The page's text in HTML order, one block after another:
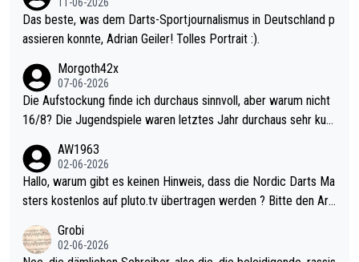
Das beste, was dem Darts-Sportjournalismus in Deutschland p
assieren konnte, Adrian Geiler! Tolles Portrait :).
Morgoth42x
07-06-2026
Die Aufstockung finde ich durchaus sinnvoll, aber warum nicht
16/8? Die Jugendspiele waren letztes Jahr durchaus sehr kurz
Allerdings ist Mitchell Lawrie als Nummer 1 der Welt eh qualifi
ziert. Somit ändert die automatische Qualifikation des Weltmei
sters erstmal nichts. Ich denke sie wollen damit für nächstes J
ohl wenig WDF Turniere spielen. Dies war bei Archie Self letzt
es Jahr der Fall. Er musste als amtierender Weltmeister durch
AW1963
02-06-2026
Hallo, warum gibt es keinen Hinweis, dass die Nordic Darts Ma
sters kostenlos auf pluto.tv übertragen werden ? Bitte den Arti
Grobi
02-06-2026